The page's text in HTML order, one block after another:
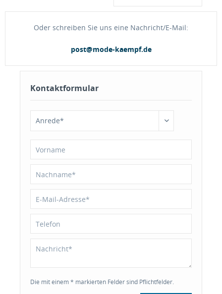
Oder schreiben Sie uns eine Nachricht/E-Mail:
post@mode-kaempf.de
Kontaktformular
Die mit einem * markierten Felder sind Pflichtfelder.